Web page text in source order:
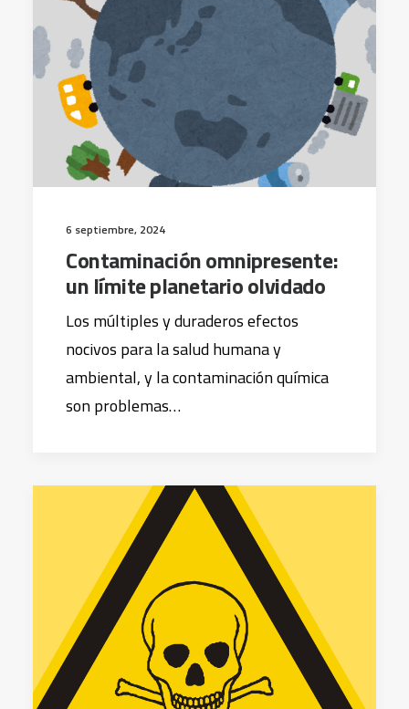
6 septiembre, 2024
Contaminación omnipresente:
un límite planetario olvidado
Los múltiples y duraderos efectos
nocivos para la salud humana y
ambiental, y la contaminación química
son problemas…